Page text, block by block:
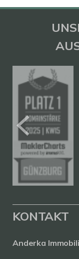
KONTAKT
Anderka